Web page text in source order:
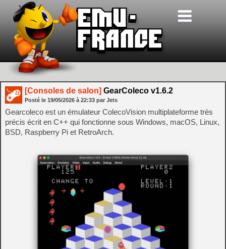
[Consoles de salon] GearColeco v1.6.2
Posté le 19/05/2026 à 22:33 par Jets
Gearcoleco est un émulateur ColecoVision multiplateforme très
précis écrit en C++ qui fonctionne sous Windows, macOS, Linux,
BSD, Raspberry Pi et RetroArch.